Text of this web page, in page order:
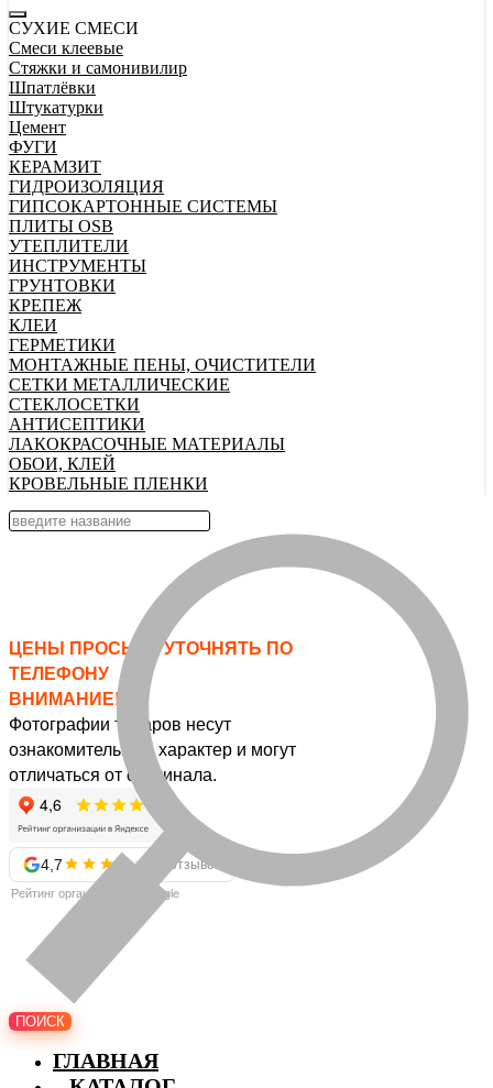
ЦЕНЫ ПРОСЬБА УТОЧНЯТЬ ПО
ТЕЛЕФОНУ
ВНИМАНИЕ!
Фотографии товаров несут
ознакомительный характер и могут
отличаться от оригинала.
4,7 57 отзывов
Рейтинг организации в Google
СУХИЕ СМЕСИ
Смеси клеевые
Стяжки и самонивилир
Шпатлёвки
Штукатурки
Цемент
ФУГИ
КЕРАМЗИТ
ГИДРОИЗОЛЯЦИЯ
ГИПСОКАРТОННЫЕ СИСТЕМЫ
ПЛИТЫ OSB
УТЕПЛИТЕЛИ
ИНСТРУМЕНТЫ
ГРУНТОВКИ
КРЕПЕЖ
КЛЕИ
ГЕРМЕТИКИ
МОНТАЖНЫЕ ПЕНЫ, ОЧИСТИТЕЛИ
СЕТКИ МЕТАЛЛИЧЕСКИЕ
СТЕКЛОСЕТКИ
АНТИСЕПТИКИ
ЛАКОКРАСОЧНЫЕ МАТЕРИАЛЫ
ОБОИ, КЛЕЙ
КРОВЕЛЬНЫЕ ПЛЕНКИ
ПОИСК
ГЛАВНАЯ